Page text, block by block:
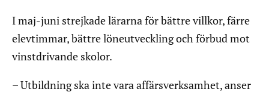
I maj-juni strejkade lärarna för bättre villkor, färre
elevtimmar, bättre löneutveckling och förbud mot
vinstdrivande skolor.
– Utbildning ska inte vara affärsverksamhet, anser